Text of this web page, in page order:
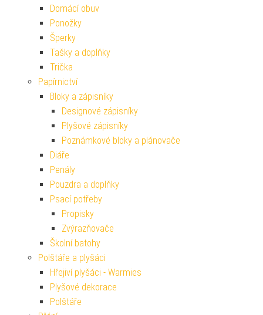
Domácí obuv
Ponožky
Šperky
Tašky a doplňky
Trička
Papírnictví
Bloky a zápisníky
Designové zápisníky
Plyšové zápisníky
Poznámkové bloky a plánovače
Diáře
Penály
Pouzdra a doplňky
Psací potřeby
Propisky
Zvýrazňovače
Školní batohy
Polštáře a plyšáci
Hřejiví plyšáci - Warmies
Plyšové dekorace
Polštáře